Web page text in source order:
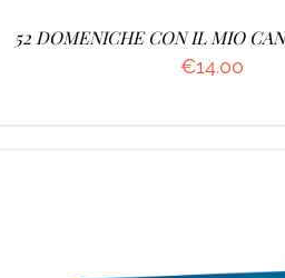
52 DOMENICHE CON IL MIO
€14.00